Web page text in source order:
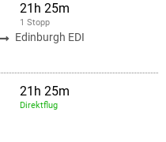
21h 25m
1 Stopp
Edinburgh EDI
21h 25m
Direktflug